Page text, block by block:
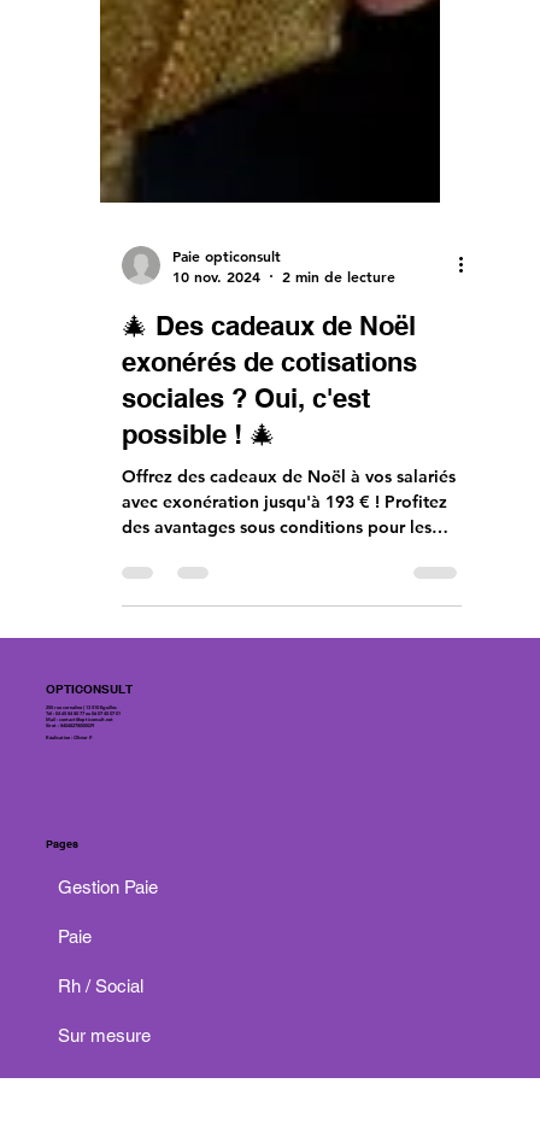
Paie opticonsult
10 nov. 2024
2 min de lecture
🎄 Des cadeaux de Noël
exonérés de cotisations
sociales ? Oui, c'est
possible ! 🎄
Offrez des cadeaux de Noël à vos salariés
avec exonération jusqu'à 193 € ! Profitez
Pages
Gestion Paie
Paie